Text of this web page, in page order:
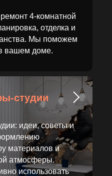
4-комнатной
отделка и
Мы поможем
вашем доме.
студии
идеи, советы и
материалов и
атмосферы.
использовать